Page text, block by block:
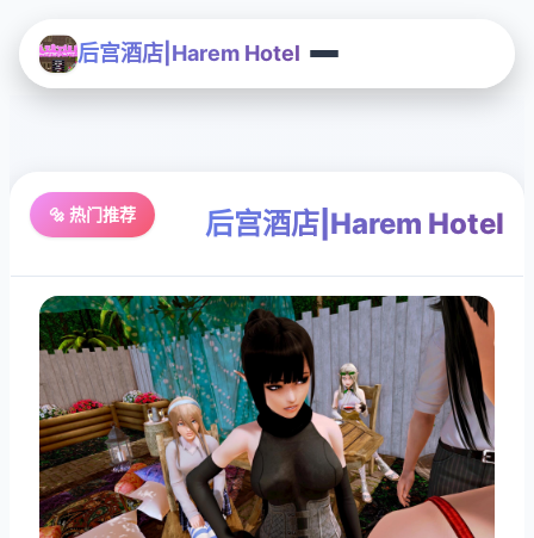
后宫酒店|Harem Hotel
🔩 热门推荐 后宫酒店|Harem Hotel